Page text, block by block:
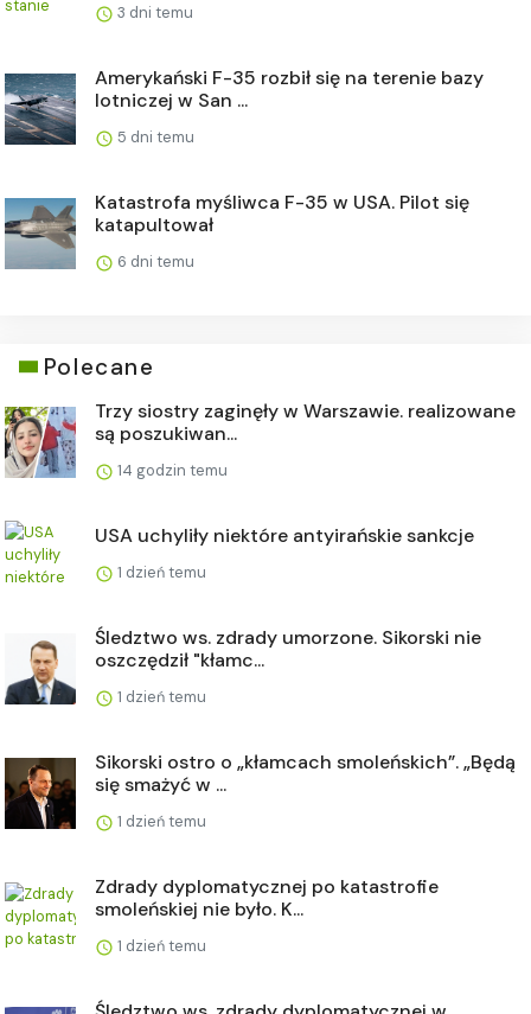
3 dni temu
Amerykański F-35 rozbił się na terenie bazy
lotniczej w San ...
5 dni temu
Katastrofa myśliwca F-35 w USA. Pilot się
katapultował
6 dni temu
Polecane
Trzy siostry zaginęły w Warszawie. realizowane
są poszukiwan...
14 godzin temu
USA uchyliły niektóre antyirańskie sankcje
1 dzień temu
Śledztwo ws. zdrady umorzone. Sikorski nie
oszczędził "kłamc...
1 dzień temu
Sikorski ostro o „kłamcach smoleńskich”. „Będą
się smażyć w ...
1 dzień temu
Zdrady dyplomatycznej po katastrofie
smoleńskiej nie było. K...
1 dzień temu